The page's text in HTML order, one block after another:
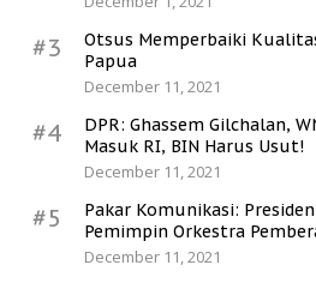
#3
Otsus Memperbaiki
Papua
December 11, 2021
#4
DPR: Ghassem Gilchalan,
Masuk RI, BIN Harus Usut!
December 11, 2021
#5
Pakar Komunikasi:
Pemimpin Orkestra
December 11, 2021